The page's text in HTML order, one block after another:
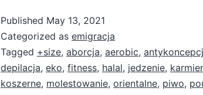
Published May 13, 2021
Categorized as emigracja
Tagged +size, aborcja, aerobic,
depilacja, eko, fitness, halal, jedzenie,
koszerne, molestowanie, orientalne, piwo,